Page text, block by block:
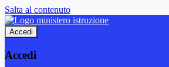
Salta al contenuto
Accedi
Accedi